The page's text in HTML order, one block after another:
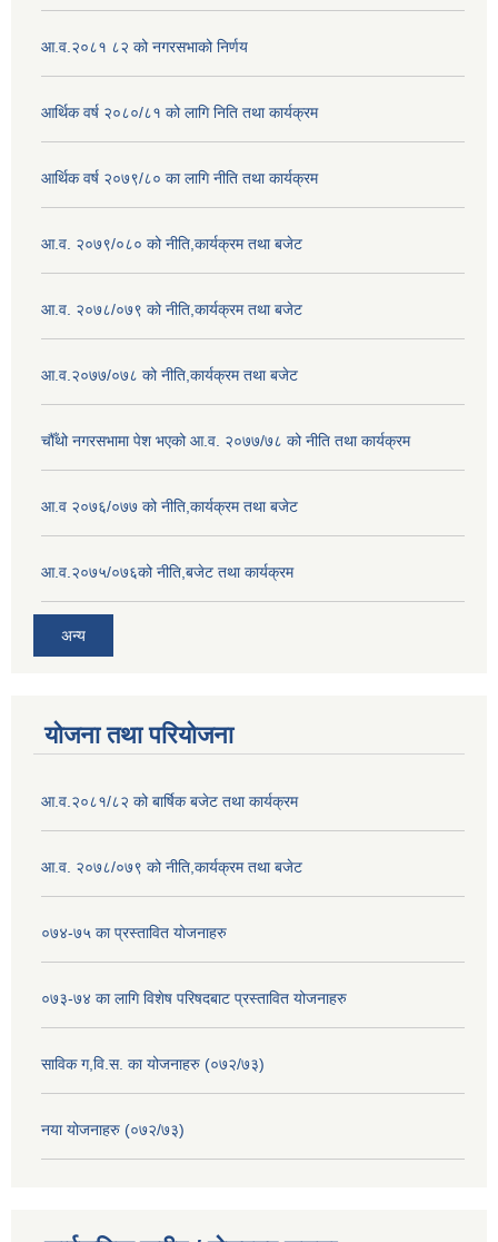
आ.व.२०८१ ८२ को नगरसभाको निर्णय
आर्थिक वर्ष २०८०/८१ को लागि निति तथा कार्यक्रम
आर्थिक वर्ष २०७९/८० का लागि नीति तथा कार्यक्रम
आ.व. २०७९/०८० को नीति,कार्यक्रम तथा बजेट
आ.व. २०७८/०७९ को नीति,कार्यक्रम तथा बजेट
आ.व.२०७७/०७८ को नीति,कार्यक्रम तथा बजेट
चौँथो नगरसभामा पेश भएको आ.व. २०७७/७८ को नीति तथा कार्यक्रम
आ.व २०७६/०७७ को नीति,कार्यक्रम तथा बजेट
आ.व.२०७५/०७६को नीति,बजेट तथा कार्यक्रम
अन्य
योजना तथा परियोजना
आ.व.२०८१/८२ को बार्षिक बजेट तथा कार्यक्रम
आ.व. २०७८/०७९ को नीति,कार्यक्रम तथा बजेट
०७४-७५ का प्रस्तावित योजनाहरु
०७३-७४ का लागि विशेष परिषदबाट प्रस्तावित योजनाहरु
साविक ग,वि.स. का योजनाहरु (०७२/७३)
नया योजनाहरु (०७२/७३)